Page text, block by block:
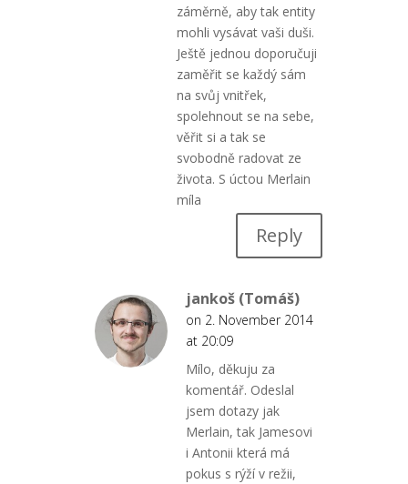
záměrně, aby tak entity
mohli vysávat vaši duši.
Ještě jednou doporučuji
zaměřit se každý sám
na svůj vnitřek,
spolehnout se na sebe,
věřit si a tak se
svobodně radovat ze
života. S úctou Merlain
míla
Reply
jankoš (Tomáš)
on 2. November 2014
at 20:09
Mílo, děkuju za
komentář. Odeslal
jsem dotazy jak
Merlain, tak Jamesovi
i Antonii která má
pokus s rýží v režii,